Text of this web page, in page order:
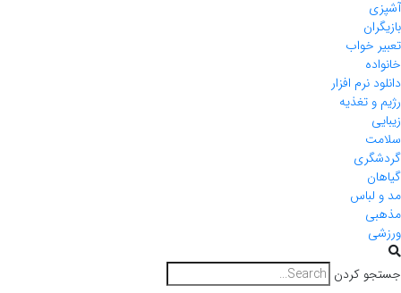
آشپزی
بازیگران
تعبیر خواب
خانواده
دانلود نرم افزار
رژیم و تغذیه
زیبایی
سلامت
گردشگری
گیاهان
مد و لباس
مذهبی
ورزشی
جستجو کردن